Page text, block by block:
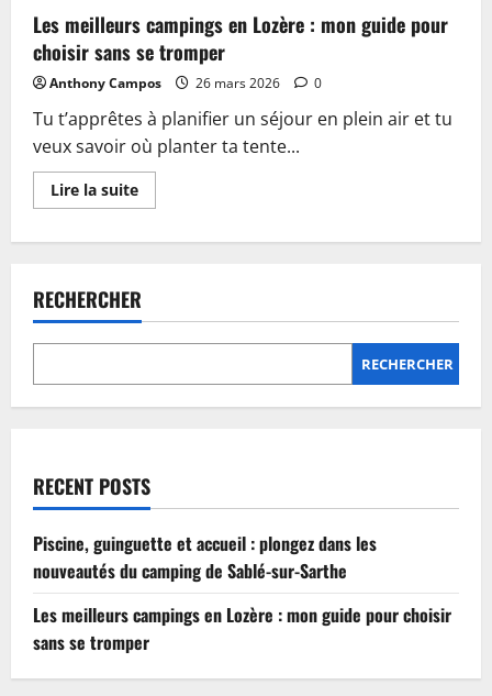
accueil
:
plongez
dans
les
nouveautés
du
camping
de
Sablé-
sur-
Sarthe
Les meilleurs campings en Lozère : mon guide pour
choisir sans se tromper
Anthony Campos 26 mars 2026 0
Tu t’apprêtes à planifier un séjour en plein air et tu
veux savoir où planter ta tente...
Lire la suiteEn
savoir
en
Lozère
:
mon
choisir
sans
RECHERCHER
RECHERCHER
RECENT POSTS
Piscine, guinguette et accueil : plongez dans les
nouveautés du camping de Sablé-sur-Sarthe
Les meilleurs campings en Lozère : mon guide pour choisir
sans se tromper